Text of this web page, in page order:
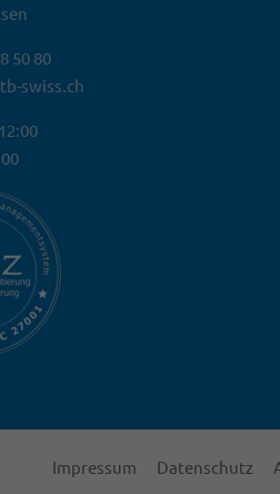
50 80
swiss.ch
Impressum Datenschutz